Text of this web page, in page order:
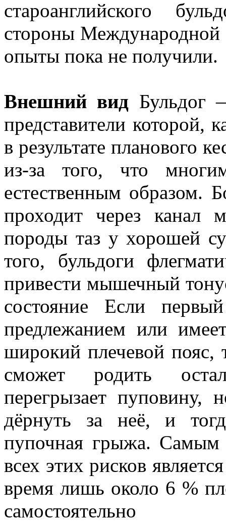
староанглийского
стороны Международной
опыты пока не получили.
Внешний вид Бульдог
представители которой,
в результате планового
из-за того, что
естественным образом.
проходит через канал
породы таз у хорошей
того, бульдоги
привести мышечный
состояние Если
предлежанием или
широкий плечевой пояс,
сможет родить
перегрызает пуповину,
дёрнуть за неё, и
пупочная грыжа. Самым
всех этих рисков
время лишь около 6 %
самостоятельно